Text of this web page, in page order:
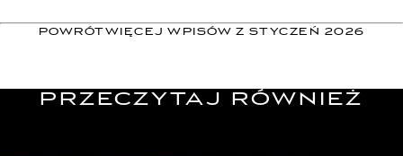
POWRÓTWIĘCEJ WPISÓW Z STYCZEŃ 2026
PRZECZYTAJ RÓWNIEŻ